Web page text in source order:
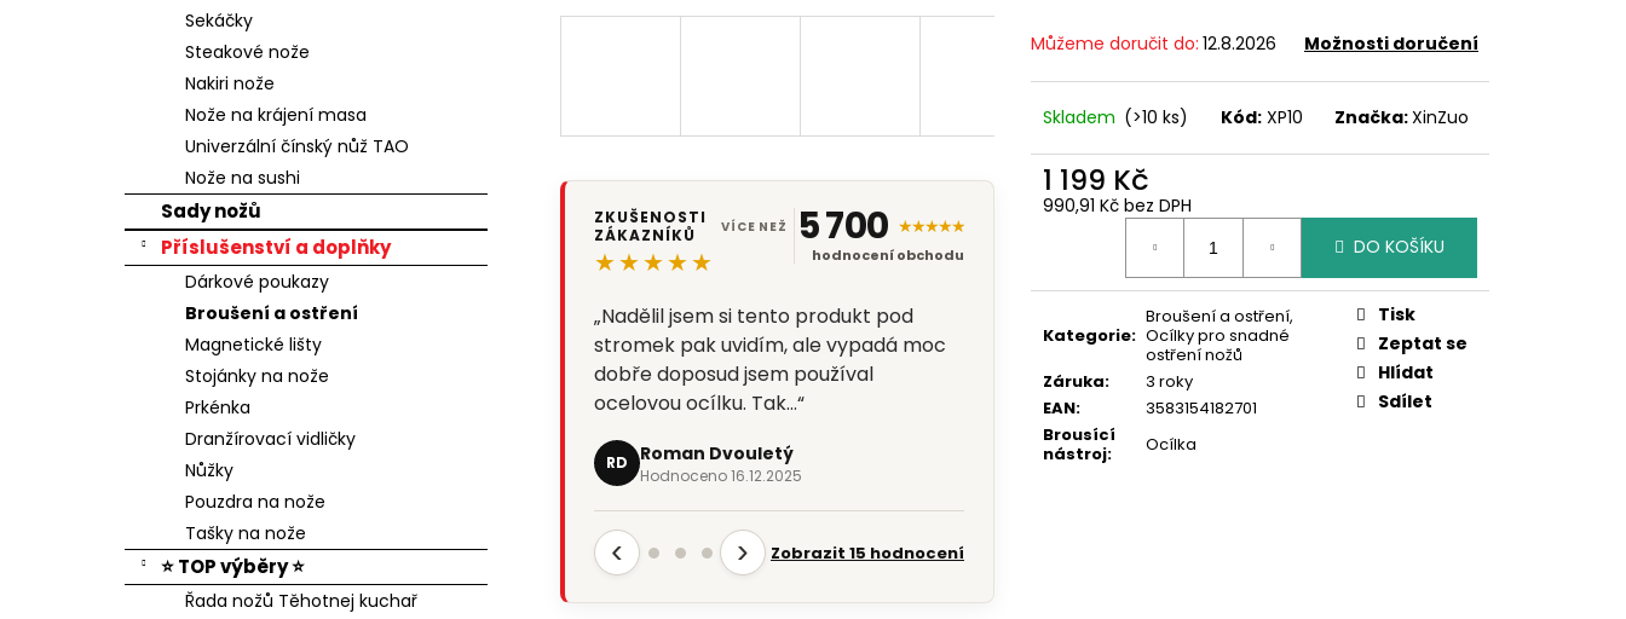
Sekáčky
Steakové nože
Nakiri nože
Nože na krájení masa
Univerzální čínský nůž TAO
Nože na sushi
Sady nožů
Příslušenství a doplňky
Dárkové poukazy
Broušení a ostření
Magnetické lišty
Stojánky na nože
Prkénka
Dranžírovací vidličky
Nůžky
Pouzdra na nože
Tašky na nože
⭐ TOP výběry ⭐
Řada nožů Těhotnej kuchař
Můžeme doručit do: 12.8.2026 Možnosti doručení
Skladem (>10 ks) Kód: XP10 Značka:XinZuo
1 199 Kč
990,91 Kč bez DPH
DO KOŠÍKU
Kategorie:
Broušení a ostření,
Ocílky pro snadné
ostření nožů
Záruka:
3 roky
EAN:
3583154182701
Brousící
nástroj: Ocílka
Tisk
Zeptat se
Hlídat
Sdílet
ZKUŠENOSTI
ZÁKAZNÍKŮ
★★★★★
„Tuto ocílku jsem koupila jako dárek.
Doma používám nože této značky a i
ocílku. Jsem velmi spokojená ,mohu
jen…“
OM Olga Maierova
Hodnoceno 1.5.2025
VÍCE NEŽ 5 700 ★★★★★
hodnocení obchodu
‹ › Zobrazit 15 hodnocení